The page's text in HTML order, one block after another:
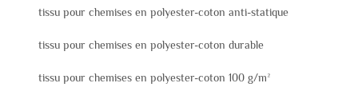
tissu pour chemises en polyester-coton anti-statique
tissu pour chemises en polyester-coton durable
tissu pour chemises en polyester-coton 100 g/m²